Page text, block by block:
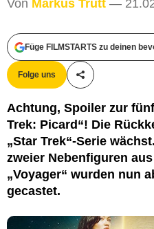
Von Markus Trutt —
Füge FILMSTARTS zu deinen
Folge uns
Teile diesen
Achtung, Spoiler zur
Trek: Picard“! Die
„Star Trek“-Serie
zweier Nebenfiguren
„Voyager“ wurden nun
gecastet.